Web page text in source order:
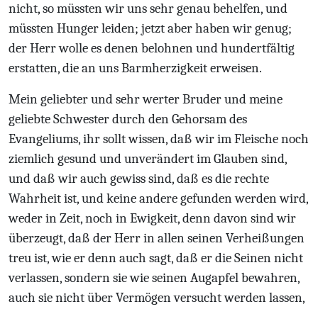
nicht, so müssten wir uns sehr genau behelfen, und
müssten Hunger leiden; jetzt aber haben wir genug;
der Herr wolle es denen belohnen und hundertfältig
erstatten, die an uns Barmherzigkeit erweisen.
Mein geliebter und sehr werter Bruder und meine
geliebte Schwester durch den Gehorsam des
Evangeliums, ihr sollt wissen, daß wir im Fleische noch
ziemlich gesund und unverändert im Glauben sind,
und daß wir auch gewiss sind, daß es die rechte
Wahrheit ist, und keine andere gefunden werden wird,
weder in Zeit, noch in Ewigkeit, denn davon sind wir
überzeugt, daß der Herr in allen seinen Verheißungen
treu ist, wie er denn auch sagt, daß er die Seinen nicht
verlassen, sondern sie wie seinen Augapfel bewahren,
auch sie nicht über Vermögen versucht werden lassen,